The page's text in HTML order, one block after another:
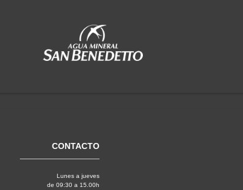
CONTACTO
Lunes a jueves
de 09:30 a 15.00h